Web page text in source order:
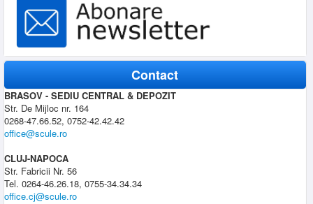
Contact
BRASOV - SEDIU CENTRAL & DEPOZIT
Str. De Mijloc nr. 164
0268-47.66.52, 0752-42.42.42
office@scule.ro
CLUJ-NAPOCA
Str. Fabricii Nr. 56
Tel. 0264-46.26.18, 0755-34.34.34
office.cj@scule.ro